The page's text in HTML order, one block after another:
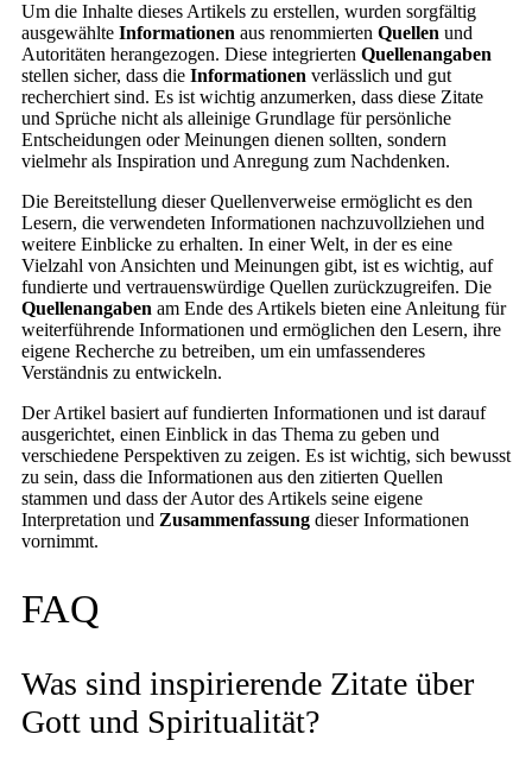
Um die Inhalte dieses Artikels zu erstellen, wurden sorgfältig
ausgewählte Informationen aus renommierten Quellen und
Autoritäten herangezogen. Diese integrierten Quellenangaben
stellen sicher, dass die Informationen verlässlich und gut
recherchiert sind. Es ist wichtig anzumerken, dass diese Zitate
und Sprüche nicht als alleinige Grundlage für persönliche
Entscheidungen oder Meinungen dienen sollten, sondern
vielmehr als Inspiration und Anregung zum Nachdenken.
Die Bereitstellung dieser Quellenverweise ermöglicht es den
Lesern, die verwendeten Informationen nachzuvollziehen und
weitere Einblicke zu erhalten. In einer Welt, in der es eine
Vielzahl von Ansichten und Meinungen gibt, ist es wichtig, auf
fundierte und vertrauenswürdige Quellen zurückzugreifen. Die
Quellenangaben am Ende des Artikels bieten eine Anleitung für
weiterführende Informationen und ermöglichen den Lesern, ihre
eigene Recherche zu betreiben, um ein umfassenderes
Verständnis zu entwickeln.
Der Artikel basiert auf fundierten Informationen und ist darauf
ausgerichtet, einen Einblick in das Thema zu geben und
verschiedene Perspektiven zu zeigen. Es ist wichtig, sich bewusst
zu sein, dass die Informationen aus den zitierten Quellen
stammen und dass der Autor des Artikels seine eigene
Interpretation und Zusammenfassung dieser Informationen
vornimmt.
FAQ
Was sind inspirierende Zitate über
Gott und Spiritualität?